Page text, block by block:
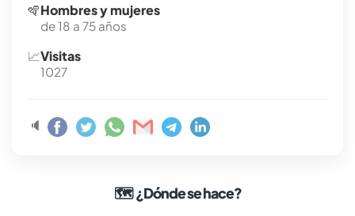
🪇Hombres y mujeres
de 18 a 75 años
📈Visitas
1027
🔈
🗺¿Dónde se hace?